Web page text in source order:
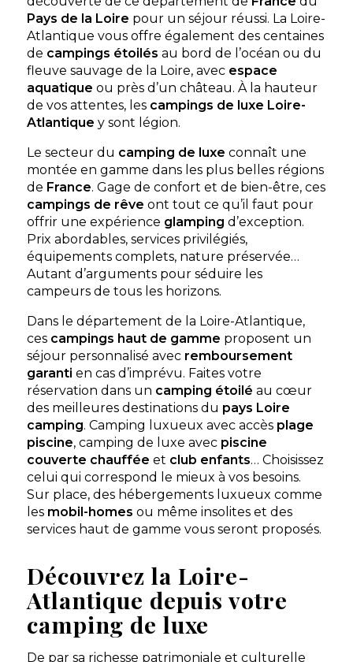
Pays de la Loire pour un séjour réussi. La Loire-
Atlantique vous offre également des centaines
de campings étoilés au bord de l’océan ou du
fleuve sauvage de la Loire, avec espace
aquatique ou près d’un château. À la hauteur
de vos attentes, les campings de luxe Loire-
Atlantique y sont légion.
Le secteur du camping de luxe connaît une
montée en gamme dans les plus belles régions
de France. Gage de confort et de bien-être, ces
campings de rêve ont tout ce qu’il faut pour
offrir une expérience glamping d’exception.
Prix abordables, services privilégiés,
équipements complets, nature préservée…
Autant d’arguments pour séduire les
campeurs de tous les horizons.
Dans le département de la Loire-Atlantique,
ces campings haut de gamme proposent un
séjour personnalisé avec remboursement
garanti en cas d’imprévu. Faites votre
réservation dans un camping étoilé au cœur
des meilleures destinations du pays Loire
camping. Camping luxueux avec accès plage
piscine, camping de luxe avec piscine
couverte chauffée et club enfants… Choisissez
celui qui correspond le mieux à vos besoins.
Sur place, des hébergements luxueux comme
les mobil-homes ou même insolites et des
services haut de gamme vous seront proposés.
Découvrez la Loire-
Atlantique depuis votre
camping de luxe
De par sa richesse patrimoniale et culturelle
Proche de Pornic, en Loire Atlantique, Bretagne
sud, le camping Eleovic 4 etoiles en accès direct
mer, vous accueille avec ses sentiers pédestres...
Préfailles, Loire-Atlantique , Pays de la Loire
Voir le site
★ 4.5/5 (1123 avis)
Aucune information tarifaire disponible
Découvrir
Camping Le Village de la Mer
Situation privilégiée, à 100 mètres du bourg typique
plages de l'océan Atlantique, le Village ...
Les Moutiers-en-Retz, Loire-Atlantique , Pays de la Loire
Voir le site
Aucune information tarifaire disponible
Découvrir
Camping Les Paludiers
Flower Camping Les Paludiers est une véritable
oasis de tranquillité nichée en Bretagne, à proximité
de la charmante ville médiévale de Gué...
Batz-sur-Mer, Loire-Atlantique , Pays de la Loire
Voir le site